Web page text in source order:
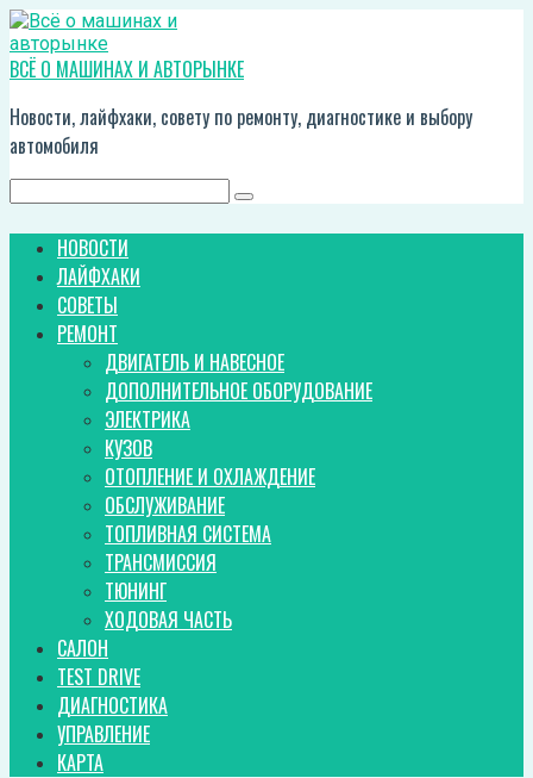
Перейти
к
контенту
ВСЁ О МАШИНАХ И АВТОРЫНКЕ
Новости, лайфхаки, совету по ремонту, диагностике и выбору
автомобиля
НОВОСТИ
ЛАЙФХАКИ
СОВЕТЫ
РЕМОНТ
ДВИГАТЕЛЬ И НАВЕСНОЕ
ДОПОЛНИТЕЛЬНОЕ ОБОРУДОВАНИЕ
ЭЛЕКТРИКА
КУЗОВ
ОТОПЛЕНИЕ И ОХЛАЖДЕНИЕ
ОБСЛУЖИВАНИЕ
ТОПЛИВНАЯ СИСТЕМА
ТРАНСМИССИЯ
ТЮНИНГ
ХОДОВАЯ ЧАСТЬ
САЛОН
TEST DRIVE
ДИАГНОСТИКА
УПРАВЛЕНИЕ
КАРТА